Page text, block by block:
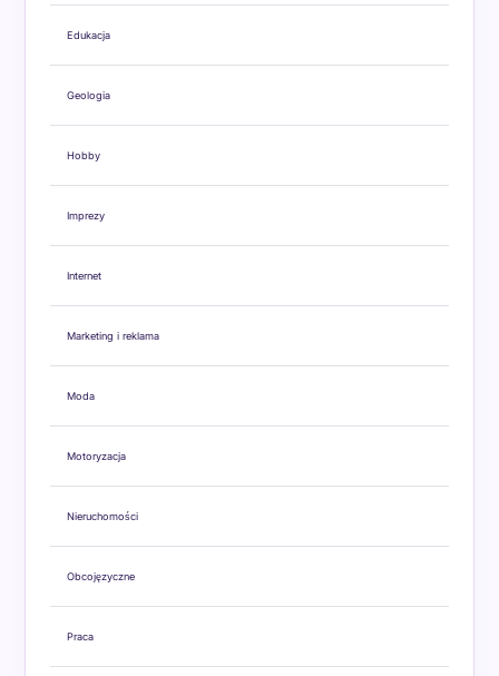
Edukacja
Geologia
Hobby
Imprezy
Internet
Marketing i reklama
Moda
Motoryzacja
Nieruchomości
Obcojęzyczne
Praca